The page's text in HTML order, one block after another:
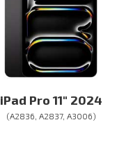
iPad Pro 11″ 2024
(A2836, A2837, A3006)